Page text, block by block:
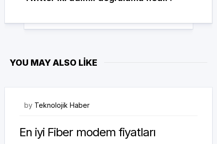
YOU MAY ALSO LIKE
by Teknolojik Haber
En iyi Fiber modem fiyatları